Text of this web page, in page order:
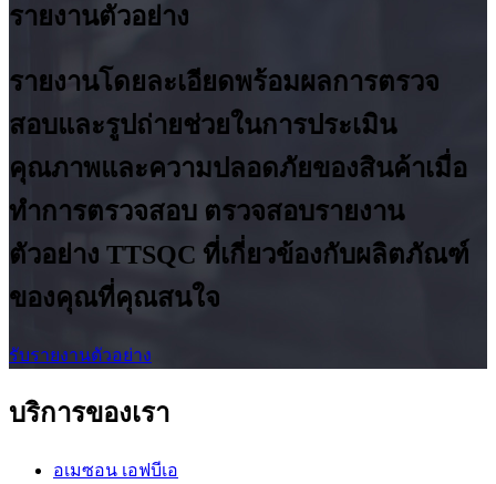
รายงานตัวอย่าง
รายงานโดยละเอียดพร้อมผลการตรวจ
สอบและรูปถ่ายช่วยในการประเมิน
คุณภาพและความปลอดภัยของสินค้าเมื่อ
ทำการตรวจสอบ ตรวจสอบรายงาน
ตัวอย่าง TTSQC ที่เกี่ยวข้องกับผลิตภัณฑ์
ของคุณที่คุณสนใจ
รับรายงานตัวอย่าง
บริการของเรา
อเมซอน เอฟบีเอ